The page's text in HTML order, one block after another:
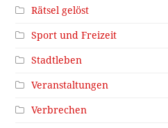
Rätsel gelöst
Sport und Freizeit
Stadtleben
Veranstaltungen
Verbrechen